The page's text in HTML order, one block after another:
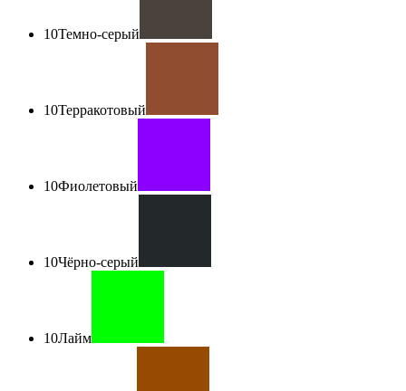
10Темно-серый
10Терракотовый
10Фиолетовый
10Чёрно-серый
10Лайм